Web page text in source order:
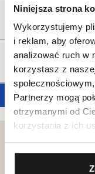
Niniejsza strona
Wykorzystujemy
i reklam, aby
analizować ruch w
korzystasz z
Partnerzy mogą
otrzymanymi od
korzystania z ich
Tagi